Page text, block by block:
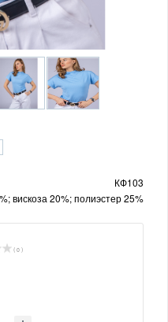
КФ103
вискоза 20%; полиэстер 25%
( 0 )